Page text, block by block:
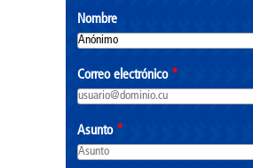
Nombre
Correo electrónico *
Asunto *